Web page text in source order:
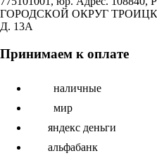
ГОРОДСКОЙ ОКРУГ
Д. 13А
Принимаем к оплате
наличные
мир
яндекс деньги
альфабанк